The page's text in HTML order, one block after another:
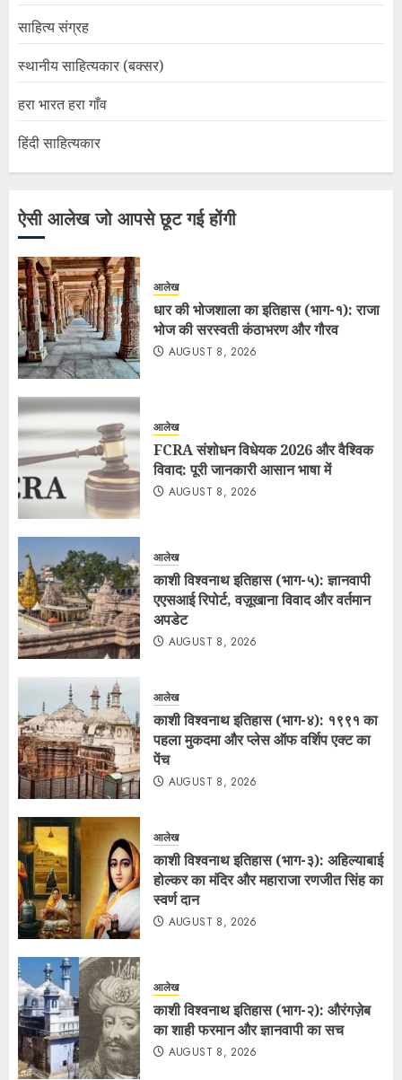
साहित्य संग्रह
स्थानीय साहित्यकार (बक्सर)
हरा भारत हरा गाँव
हिंदी साहित्यकार
ऐसी आलेख जो आपसे छूट गई होंगी
आलेख
धार की भोजशाला का इतिहास (भाग-१): राजा
भोज की सरस्वती कंठाभरण और गौरव
AUGUST 8, 2026
आलेख
FCRA संशोधन विधेयक 2026 और वैश्विक
विवाद: पूरी जानकारी आसान भाषा में
AUGUST 8, 2026
आलेख
काशी विश्वनाथ इतिहास (भाग-५): ज्ञानवापी
एएसआई रिपोर्ट, वज़ूखाना विवाद और वर्तमान
अपडेट
AUGUST 8, 2026
आलेख
काशी विश्वनाथ इतिहास (भाग-४): १९९१ का
पहला मुकदमा और प्लेस ऑफ वर्शिप एक्ट का
पेंच
AUGUST 8, 2026
आलेख
काशी विश्वनाथ इतिहास (भाग-३): अहिल्याबाई
होल्कर का मंदिर और महाराजा रणजीत सिंह का
स्वर्ण दान
AUGUST 8, 2026
आलेख
काशी विश्वनाथ इतिहास (भाग-२): औरंगज़ेब
का शाही फरमान और ज्ञानवापी का सच
AUGUST 8, 2026